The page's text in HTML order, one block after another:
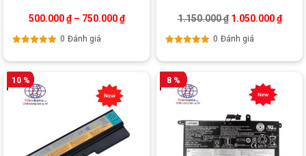
500.000₫– 750.000₫
0 Đánh giá
1.150.000₫ Giá gốc là:
1.050.000₫Giá
0 Đánh giá
10 % 8 %